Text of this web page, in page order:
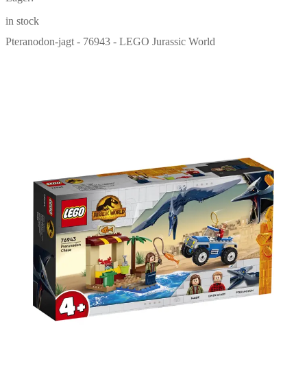
in stock
Pteranodon-jagt - 76943 - LEGO Jurassic World